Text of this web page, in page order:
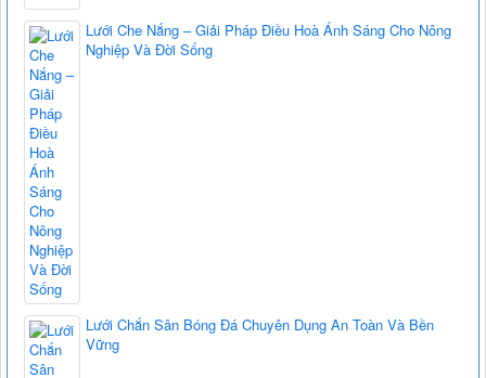
Lưới Che Nắng – Giải Pháp Điều Hoà Ánh Sáng Cho Nông
Nghiệp Và Đời Sống
Lưới Chắn Sân Bóng Đá Chuyên Dụng An Toàn Và Bền
Vững